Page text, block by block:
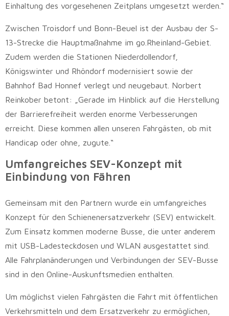
Einhaltung des vorgesehenen Zeitplans umgesetzt werden.“
Zwischen Troisdorf und Bonn-Beuel ist der Ausbau der S-
13-Strecke die Hauptmaßnahme im go.Rheinland-Gebiet.
Zudem werden die Stationen Niederdollendorf,
Königswinter und Rhöndorf modernisiert sowie der
Bahnhof Bad Honnef verlegt und neugebaut. Norbert
Reinkober betont: „Gerade im Hinblick auf die Herstellung
der Barrierefreiheit werden enorme Verbesserungen
erreicht. Diese kommen allen unseren Fahrgästen, ob mit
Handicap oder ohne, zugute.“
Umfangreiches SEV-Konzept mit
Einbindung von Fähren
Gemeinsam mit den Partnern wurde ein umfangreiches
Konzept für den Schienenersatzverkehr (SEV) entwickelt.
Zum Einsatz kommen moderne Busse, die unter anderem
mit USB-Ladesteckdosen und WLAN ausgestattet sind.
Alle Fahrplanänderungen und Verbindungen der SEV-Busse
sind in den Online-Auskunftsmedien enthalten.
Um möglichst vielen Fahrgästen die Fahrt mit öffentlichen
Verkehrsmitteln und dem Ersatzverkehr zu ermöglichen,